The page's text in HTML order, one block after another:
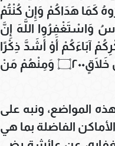
كَمَا هَدَاكُمْ وَإِنْ كُنْتُمْ
النَّاسُ وَاسْتَغْفِرُوا اللَّهَ إِنَّ
كَذِكْرِكُمْ آبَاءَكُمْ أَوْ أَشَدَّ ذِكْرًا
فَمِنَ النَّاسِ مَنْ يَقُولُ رَبَّنَا آتِنَا فِي الدُّنْيَا وَمَا لَهُ فِي الْآخِرَةِ مِنْ خَلَاقٍ۝٢٠٠ وَمِنْهُمْ مَنْ
المواضع، ونبه على
الفاضلة بما هي